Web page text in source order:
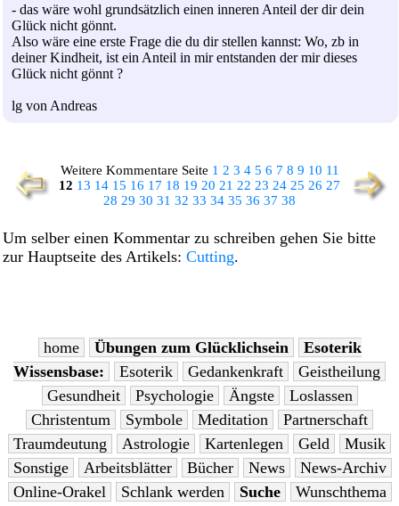
- das wäre wohl grundsätzlich einen inneren Anteil der dir dein
Glück nicht gönnt.
Also wäre eine erste Frage die du dir stellen kannst: Wo, zb in
deiner Kindheit, ist ein Anteil in mir entstanden der mir dieses
Glück nicht gönnt ?
lg von Andreas
Weitere Kommentare Seite 1 2 3 4 5 6 7 8 9 10 11
12 13 14 15 16 17 18 19 20 21 22 23 24 25 26 27
28 29 30 31 32 33 34 35 36 37 38
Um selber einen Kommentar zu schreiben gehen Sie bitte
zur Hauptseite des Artikels: Cutting.
home Übungen zum Glücklichsein
Esoterik
Wissensbase:
Esoterik Gedankenkraft
Geistheilung
Gesundheit
Psychologie Ängste
Loslassen
Christentum
Symbole Meditation
Partnerschaft
Traumdeutung
Astrologie Kartenlegen Geld
Musik
Sonstige
Arbeitsblätter Bücher News
News-Archiv
Online-Orakel
Schlank werden Suche Wunschthema